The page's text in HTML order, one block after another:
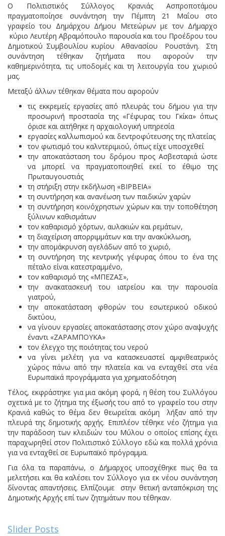
Ο Πολιτιστικός Σύλλογος Κρανιάς Ασπροποτάμου
πραγματοποίησε συνάντηση την Πέμπτη 21 Μαΐου στο
γραφείο του Δημάρχου Δήμου Μετεώρων με τον Δήμαρχο
κύριο Λευτέρη Αβραμόπουλο παρουσία και του Προέδρου του
Δημοτικού Συμβουλίου κυρίου Αθανασίου Ρουστάνη. Στη
συνάντηση τέθηκαν ζητήματα που αφορούν την
καθημερινότητα, τις υποδομές και τη λειτουργία του χωριού
μας.
Μεταξύ άλλων τέθηκαν θέματα που αφορούν
τις εκκρεμείς εργασίες από πλευράς του δήμου για την
προσωρινή προστασία της «Γέφυρας του Γκίκα» όπως
όρισε και αιτήθηκε η αρχαιολογική υπηρεσία
εργασίες καλλωπισμού και δεντροφύτευσης της πλατείας
τον φωτισμό του καλντεριμιού, όπως είχε υποσχεθεί
την αποκατάσταση του δρόμου προς Ασβεσταριά ώστε
να μπορεί να πραγματοποιηθεί εκεί το έθιμο της
Πρωταυγουστιάς
τη στήριξη στην εκδήλωση «ΒΙΡΒΕΙΑ»
τη συντήρηση και ανανέωση των παιδικών χαρών
τη συντήρηση κοινόχρηστων χώρων και την τοποθέτηση
ξύλινων καθισμάτων
τον καθαρισμό χόρτων, αυλακιών και ρεμάτων,
τη διαχείριση απορριμμάτων και την ανακύκλωση,
την απομάκρυνση αγελάδων από το χωριό,
τη συντήρηση της κεντρικής γέφυρας όπου το ένα της
πέταλο είναι κατεστραμμένο,
τον καθαρισμό της «ΜΠΕΖΑΣ»,
την ανακατασκευή του ιατρείου και την παρουσία
γιατρού,
την αποκατάσταση φθορών του εσωτερικού οδικού
δικτύου,
να γίνουν εργασίες αποκατάστασης στον χώρο αναψυχής
έναντι «ΖΑΡΑΜΠΟΥΚΑ»
τον έλεγχο της ποιότητας του νερού
να γίνει μελέτη για να κατασκευαστεί αμφιθεατρικός
χώρος πάνω από την πλατεία και να ενταχθεί στα νέα
Ευρωπαϊκά προγράμματα για χρηματοδότηση
Τέλος, εκφράστηκε για μια ακόμη φορά, η θέση του Συλλόγου
σχετικά με το ζήτημα της έξωσής του από το γραφείο του στην
Κρανιά καθώς το θέμα δεν θεωρείται ακόμη λήξαν από την
πλευρά της δημοτικής αρχής. Επιπλέον τέθηκε νέο ζήτημα για
την παράδοση των κλειδιών του Μύλου ο οποίος επίσης έχει
παραχωρηθεί στον Πολιτιστικό Σύλλογο εδώ και πολλά χρόνια
για να ενταχθεί σε Ευρωπαϊκό πρόγραμμα.
Για όλα τα παραπάνω, ο Δήμαρχος υποσχέθηκε πως θα τα
μελετήσει και θα καλέσει τον Σύλλογο για εκ νέου συνάντηση
δίνοντας απαντήσεις. Ελπίζουμε στην θετική ανταπόκριση της
Δημοτικής Αρχής επί των ζητημάτων που τέθηκαν.
Slider Posts